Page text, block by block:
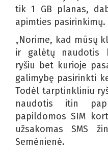
tik 1 GB planas,
apimties pasirinkimų.
„Norime, kad mūsų
ir galėtų naudotis
ryšiu bet kurioje
galimybę pasirinkti
Todėl tarptinkliniu
naudotis itin
papildomos SIM
užsakomas SMS
Semėnienė.